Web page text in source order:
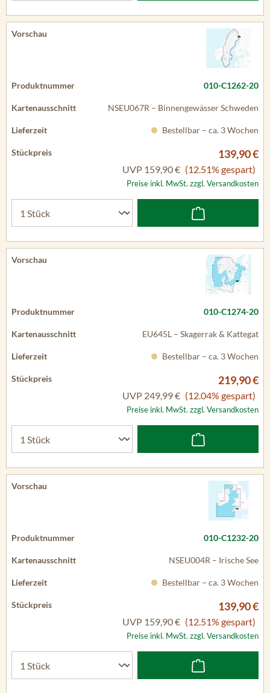
010-C1262-20
NSEU067R – Binnengewässer Schweden
Bestellbar – ca. 3 Wochen
139,90 €
UVP 159,90 € (12.51% gespart)
Preise inkl. MwSt. zzgl. Versandkosten
010-C1274-20
EU645L – Skagerrak & Kattegat
Bestellbar – ca. 3 Wochen
219,90 €
UVP 249,99 € (12.04% gespart)
Preise inkl. MwSt. zzgl. Versandkosten
010-C1232-20
NSEU004R – Irische See
Bestellbar – ca. 3 Wochen
139,90 €
UVP 159,90 € (12.51% gespart)
Preise inkl. MwSt. zzgl. Versandkosten